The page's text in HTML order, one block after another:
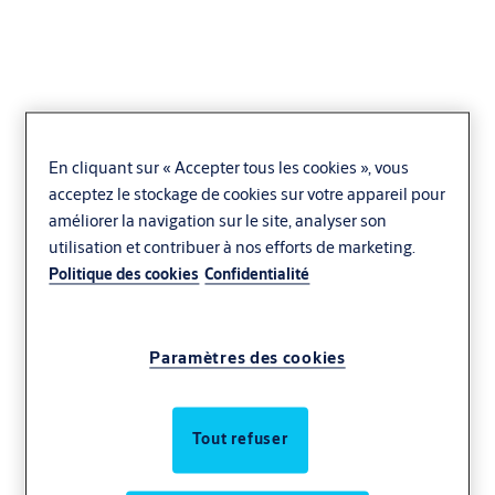
Maintenance
préventive des
portes automatiques
Faites en sorte que vos portes coulissantes,
parfaitement et en toute sécurité. Nos
techniciens professionnels vous aident à
En cliquant sur « Accepter tous les cookies », vous
acceptez le stockage de cookies sur votre appareil pour
améliorer la navigation sur le site, analyser son
utilisation et contribuer à nos efforts de marketing.
Politique des cookies Confidentialité
Paramètres des cookies
Tout refuser